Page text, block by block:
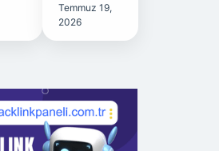
Temmuz 19,
2026